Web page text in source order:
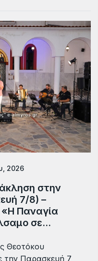
2026
στην
7/8) –
«Η Παναγία
σε…
Θεοτόκου
την Παρασκευή 7